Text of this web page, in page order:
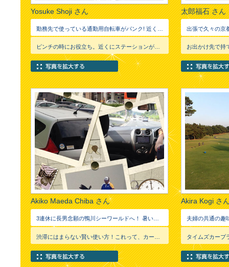
Yosuke Shoji さん 太郎福石 さん
Akiko Maeda Chiba さん Akira Kogi さ